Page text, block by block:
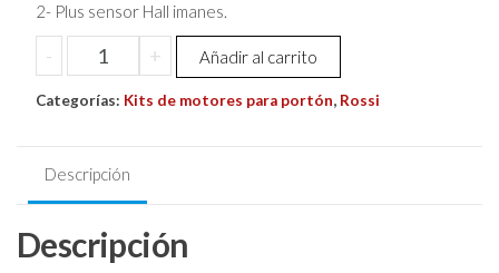
2- Plus sensor Hall imanes.
-
De
Motor
nano
VIP
500kg+2controles
Rápido
+ Añadir al carrito
Categorías: Kits de motores para portón, Rossi
Descripción
Descripción